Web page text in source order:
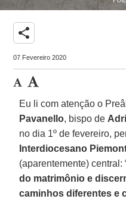
share
07 Fevereiro 2020
Eu li com atenção o
Pavanello, bispo de
no dia 1º de fevereiro,
Interdiocesano
(aparentemente) central:
do matrimônio e
caminhos diferentes e